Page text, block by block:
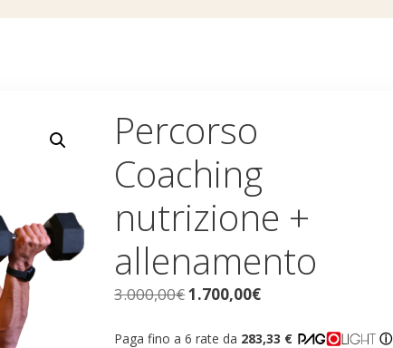
Percorso
Coaching
nutrizione +
allenamento
3.000,00€1.700,00€
Paga fino a 6 rate da 283,33 €
ⓘ